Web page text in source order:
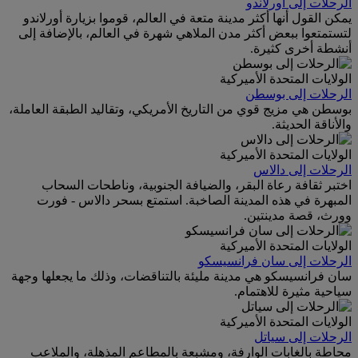
الرحلات إلى أورلاندو
يمكن القول أنها أكثر مدينة متعة في العالم، قوموا بزيارة أورلاندو
لتستمتعوا ببعض أكثر مدن الملاهي شهرة في العالم، بالإضافة إلى
أنشطة أخرى كثيرة.
الولايات المتحدة الأميركية
الرحلات إلى بوسطن
بوسطن هي مزيج قوي من التاريخ الأمريكي، وتقاليد الطبقة العاملة،
والأناقة الحديثة.
الولايات المتحدة الأميركية
الرحلات إلى دالاس
اختبر ثقافة رعاة البقر، والضيافة الجنوبية، وناطحات السحاب
المبهرة في هذه المدينة الصاخبة. استمتع بسحر دالاس - فورت
وورث، قصة مدينتين.
الولايات المتحدة الأميركية
الرحلات إلى سان فرانسيسكو
سان فرانسيسكو هي مدينة مليئة بالتناقضات، وذلك ما يجعلها وجهة
سياحية مثيرة للاهتمام.
الولايات المتحدة الأميركية
الرحلات إلى سياتل
محاطة بالغابات الوارفة، ومشبعة بالمطاعم المذهلة، والملاعب